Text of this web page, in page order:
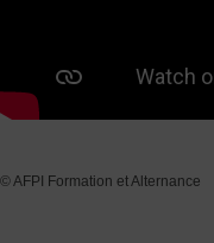
© AFPI Formation et Alternance